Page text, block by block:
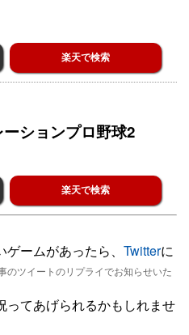
楽天で検索
ションプロ野球2
楽天で検索
ームがあったら、 Twitterに
のツイートのリプライでお知らせいた
ってあげられるかもしれませ